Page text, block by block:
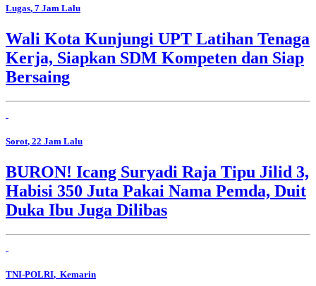
Lugas, 7 Jam Lalu
Wali Kota Kunjungi UPT Latihan Tenaga
Kerja, Siapkan SDM Kompeten dan Siap
Bersaing
Sorot, 22 Jam Lalu
BURON! Icang Suryadi Raja Tipu Jilid 3,
Habisi 350 Juta Pakai Nama Pemda, Duit
Duka Ibu Juga Dilibas
TNI-POLRI, Kemarin